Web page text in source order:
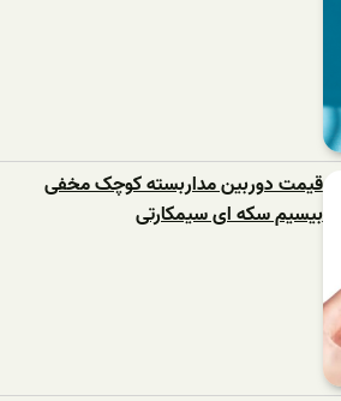
قیمت دوربین مداربسته کوچک مخفی
بیسیم سکه ای سیمکارتی